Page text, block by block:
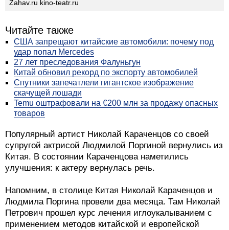
Zahav.ru kino-teatr.ru
Читайте также
США запрещают китайские автомобили: почему под
удар попал Mercedes
27 лет преследования Фалуньгун
Китай обновил рекорд по экспорту автомобилей
Спутники запечатлели гигантское изображение
скачущей лошади
Temu оштрафовали на €200 млн за продажу опасных
товаров
Популярный артист Николай Караченцов со своей
супругой актрисой Людмилой Поргиной вернулись из
Китая. В состоянии Караченцова наметились
улучшения: к актеру вернулась речь.
Напомним, в столице Китая Николай Караченцов и
Людмила Поргина провели два месяца. Там Николай
Петрович прошел курс лечения иглоукалыванием с
применением методов китайской и европейской